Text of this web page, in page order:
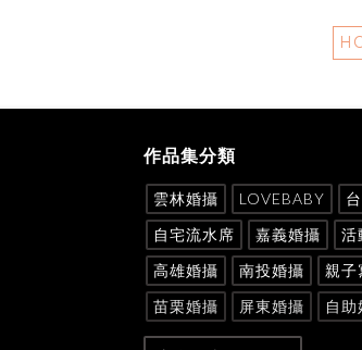
作品集分類
雲林婚攝 LOVEBABY
自宅流水席
嘉義婚攝 活
高雄婚攝
南投婚攝 親子
苗栗婚攝
屏東婚攝 自助